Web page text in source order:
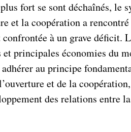
fort se sont déchaînés, le
et la coopération a
confrontée à un grave déficit.
et principales économies du
au principe
et de la
des relations entre